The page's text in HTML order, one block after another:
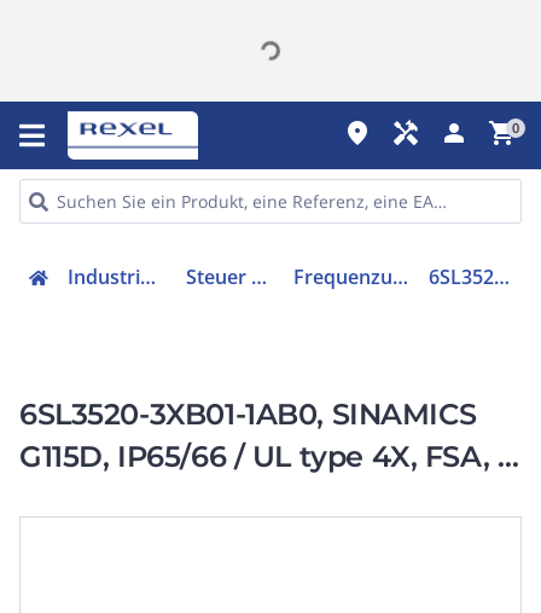
place handyman person shopping_cart0
Industriekomponenten Steuer & Regelgeräte Frequenzumrichter =< 1 kV 6SL35203XB011AB0
6SL3520-3XB01-1AB0, SINAMICS
G115D, IP65/66 / UL type 4X, FSA, 3